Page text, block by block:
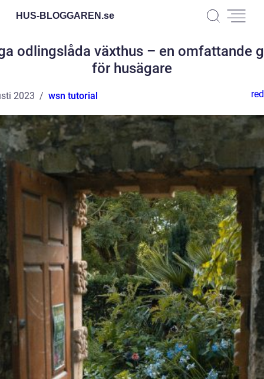
HUS-BLOGGAREN.se
odlingslåda växthus – en omfattande
för husägare
2023 wsn tutorial